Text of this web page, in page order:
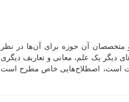
متخصصان آن حوزه برای آن‌ها در نظر
دیگر یک علم، معانی و تعاریف دیگری
است، اصطلاح‌هایی خاص مطرح است